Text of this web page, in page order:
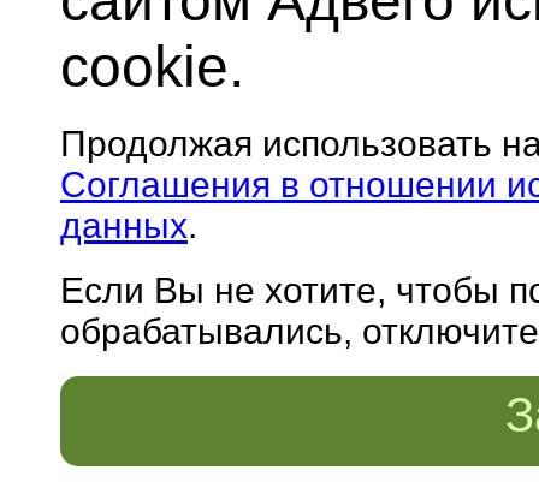
cookie.
Продолжая использовать
Соглашения в отношении
данных.
Если Вы не хотите, чтобы
обрабатывались,